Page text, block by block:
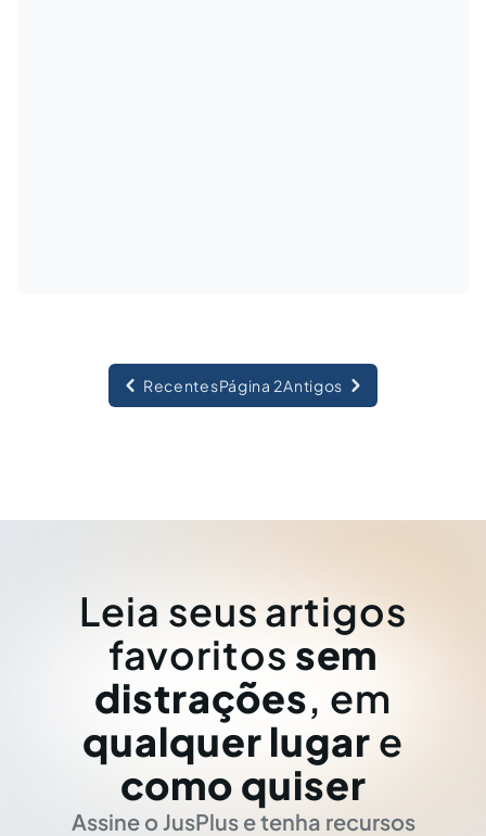
RecentesPágina 2Antigos
Leia seus artigos
favoritos sem
distrações, em
qualquer lugar e
como quiser
Assine o JusPlus e tenha recursos